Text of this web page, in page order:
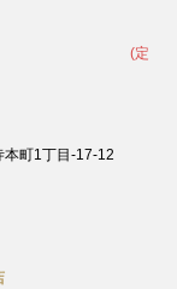
19：00 (定
)
本町1丁目-17-12